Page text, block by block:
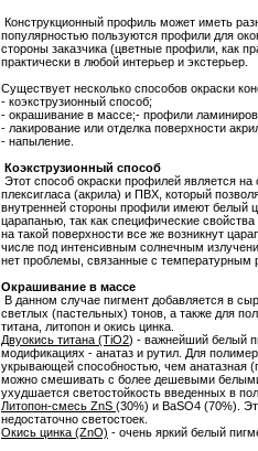
Конструкционный профиль может иметь
популярностью пользуются профили для
стороны заказчика (цветные профили, как
практически в любой интерьер и экстерьер.
Существует несколько способов окраски
- коэкструзионный способ;
- окрашивание в массе;- профили
- лакирование или отделка поверхности
- напыление.
Коэкструзионный способ
Этот способ окраски профилей является
плексигласа (акрила) и ПВХ, который
внутренней стороны профили имеют белый
царапанью, так как специфические
на такой поверхности все же возникнут
числе под интенсивным солнечным
нет проблемы, связанные с температурным
Окрашивание в массе
В данном случае пигмент добавляется в
светлых (пастельных) тонов, а также для
титана, литопон и окись цинка.
Двуокись титана (ТiO2) - важнейший белый
модификациях - анатаз и рутил. Для
укрывающей способностью, чем анатазная
можно смешивать с более дешевыми белыми
ухудшается светостойкость введенных в
Литопон-смесь ZnS (30%) и ВаSO4 (70%).
недостаточно светостоек.
Окись цинка (ZnO) - очень яркий белый